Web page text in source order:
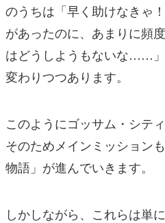
のうちは「早く助けなきゃ
があったのに、あまりに頻
はどうしようもないな……
変わりつつあります。
このようにゴッサム・シテ
そのためメインミッション
物語」が進んでいきます。
しかしながら、これらは単